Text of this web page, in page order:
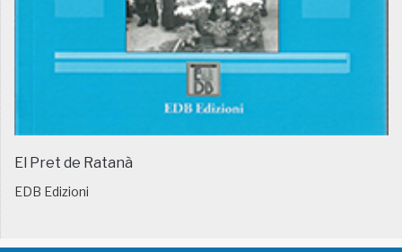
El Pret de Ratanà
EDB Edizioni